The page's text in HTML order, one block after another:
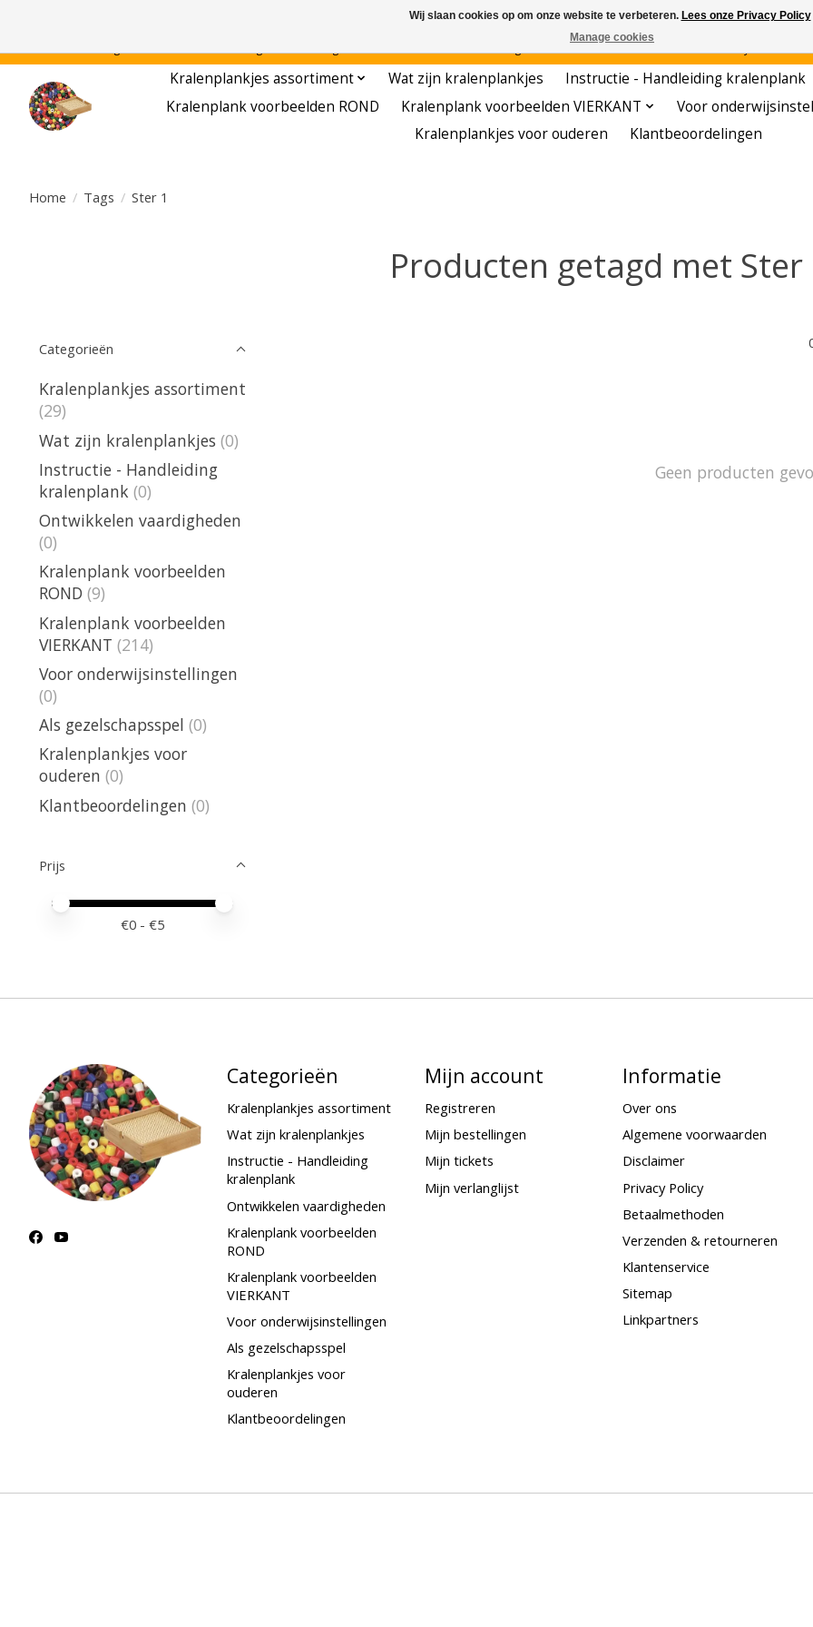
Kralenplankjes assortiment Wat zijn kralenplankjes Instructie - Handleiding kralenplank
Kralenplank voorbeelden ROND
Kralenplank voorbeelden VIERKANT Voor
Kralenplankjes voor ouderen
Klantbeoordelingen
Home / Tags / Ster 1
Producten getagd met Ster
Categorieën
Kralenplankjes assortiment
(29)
Wat zijn kralenplankjes (0)
Instructie - Handleiding
kralenplank (0)
Ontwikkelen vaardigheden
(0)
Kralenplank voorbeelden
ROND (9)
Kralenplank voorbeelden
VIERKANT (214)
Voor onderwijsinstellingen
(0)
Als gezelschapsspel (0)
Kralenplankjes voor
ouderen (0)
Klantbeoordelingen (0)
Prijs
Minimale prijswaarde
Price maximum value
€0 - €5
Geen producten
Categorieën
Kralenplankjes assortiment
Wat zijn kralenplankjes
Instructie - Handleiding
kralenplank
Ontwikkelen vaardigheden
Kralenplank voorbeelden
ROND
Kralenplank voorbeelden
VIERKANT
Voor onderwijsinstellingen
Als gezelschapsspel
Kralenplankjes voor
ouderen
Klantbeoordelingen
Mijn account
Registreren
Mijn bestellingen
Mijn tickets
Mijn verlanglijst
Informatie
Over ons
Algemene voorwaarden
Disclaimer
Privacy Policy
Betaalmethoden
Verzenden & retourneren
Klantenservice
Sitemap
Linkpartners
Wij slaan cookies op om onze website te verbeteren. Lees onze Privacy Policy
Manage cookies